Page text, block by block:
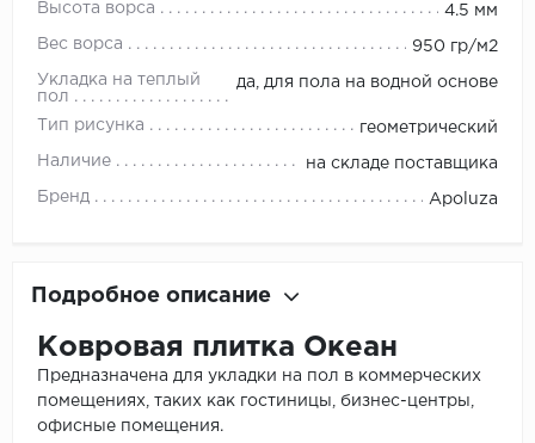
Высота ворса 4.5 мм
Вес ворса 950 гр/м2
Укладка на теплый
пол
да, для пола на водной основе
Тип рисунка геометрический
Наличие на складе поставщика
Бренд Apoluza
Подробное описание
Ковровая плитка Океан
Предназначена для укладки на пол в коммерческих
помещениях, таких как гостиницы, бизнес-центры,
офисные помещения.